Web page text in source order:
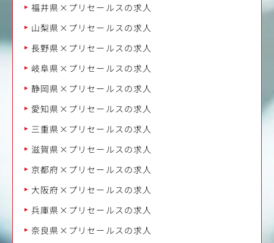
福井県×プリセールスの求人
山梨県×プリセールスの求人
長野県×プリセールスの求人
岐阜県×プリセールスの求人
静岡県×プリセールスの求人
愛知県×プリセールスの求人
三重県×プリセールスの求人
滋賀県×プリセールスの求人
京都府×プリセールスの求人
大阪府×プリセールスの求人
兵庫県×プリセールスの求人
奈良県×プリセールスの求人